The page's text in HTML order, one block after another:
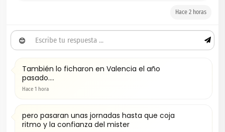
Hace 2 horas
😊
También lo ficharon en Valencia el año
pasado....
Hace 1 hora
pero pasaran unas jornadas hasta que coja
ritmo y la confianza del mister